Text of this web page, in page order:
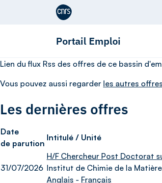
Aller au contenu
Portail Emploi
Lien du flux Rss des offres de ce bassin
Vous pouvez aussi regarder les autres
Les dernières offres
Date
de parution
Intitulé / Unité
31/07/2026
H/F Chercheur Post Doctorat
Institut de Chimie de la
Anglais - Français